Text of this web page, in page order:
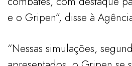
e o Gripen”, disse à
“Nessas simulações,